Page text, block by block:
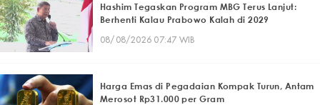
Hashim Tegaskan Program MBG Terus Lanjut:
Berhenti Kalau Prabowo Kalah di 2029
08/08/2026 07:47 WIB
Harga Emas di Pegadaian Kompak Turun, Antam
Merosot Rp31.000 per Gram